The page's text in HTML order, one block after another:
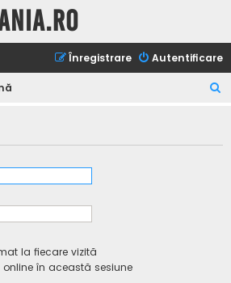
Autentificare
Înregistrare
t
la fiecare vizită
în această sesiune